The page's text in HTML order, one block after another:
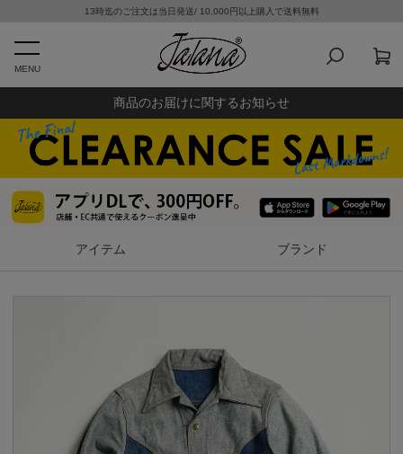
13時迄のご注文は当日発送/ 10,000円以上購入で送料無料
MENU
商品のお届けに関するお知らせ
アイテム ブランド